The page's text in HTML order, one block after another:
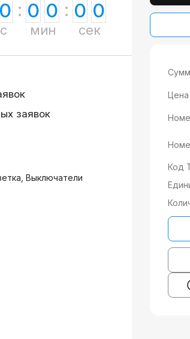
0 0 0
мин
0 0
сек
заявок
Выключатели
Цена
Код